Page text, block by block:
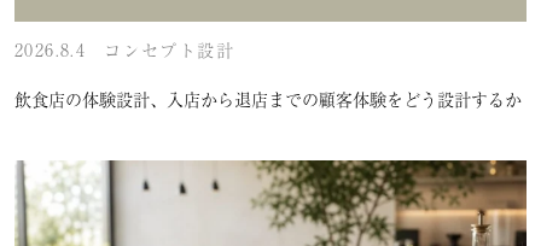
2026.8.4 コンセプト設計
飲食店の体験設計、入店から退店までの顧客体験をどう設計するか